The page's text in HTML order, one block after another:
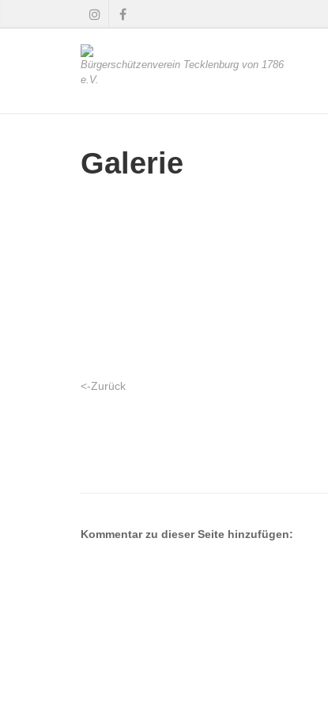
Bürgerschützenverein Tecklenburg von 1786
e.V.
Galerie
<-Zurück
Kommentar zu dieser Seite hinzufügen: